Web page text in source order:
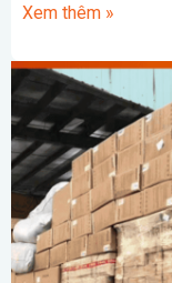
Xem thêm »